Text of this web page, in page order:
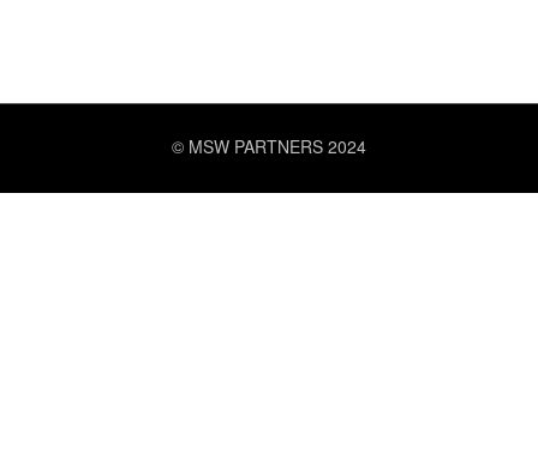
© MSW PARTNERS 2024